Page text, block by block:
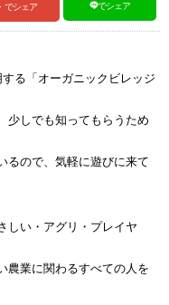
でシェア でシェア
る「オーガニックビレッジ
少しでも知ってもらうため
るので、気軽に遊びに来て
しい・アグリ・プレイヤ
農業に関わるすべての人を